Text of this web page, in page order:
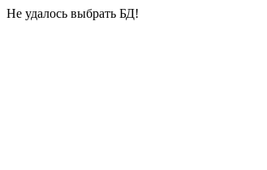
Не удалось выбрать БД!